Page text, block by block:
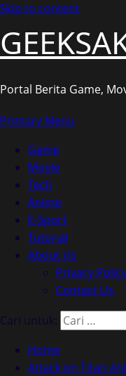
Skip to content
Portal Berita Game,
Primary Menu
Game
Movie
Tech
Anime
E-Sport
Tutorial
About Us
Privacy
Contact Us
Cari untuk:
Home
Attack on Titan